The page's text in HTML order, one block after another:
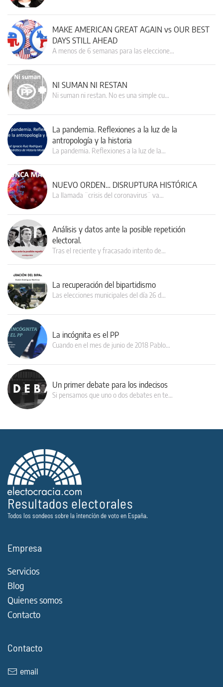
MAKE AMERICAN GREAT AGAIN vs OUR BEST
DAYS STILL AHEAD
A menos de 6 semanas para las eleccione…
NI SUMAN NI RESTAN
Ni suman ni restan. No es una simple cu…
La pandemia. Reflexiones a la luz de la
antropología y la historia
La pandemia. Reflexiones a la luz de la…
NUEVO ORDEN… DISRUPTURA HISTÓRICA
La llamada ¨crisis del coronavirus¨ va…
Análisis y datos ante la posible repetición
electoral.
Tras el reciente y fracasado intento de…
La recuperación del bipartidismo
Las elecciones municipales del día 26 d…
La incógnita es el PP
Cuando en el mes de junio de 2018 Pablo…
Un primer debate para los indecisos
Si pensamos que uno o dos debates en te…
Resultados electorales
Todos los sondeos sobre la intención de voto en España.
Empresa
Servicios
Blog
Quienes somos
Contacto
Contacto
email